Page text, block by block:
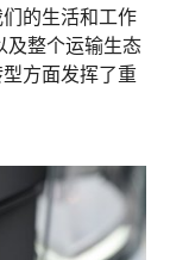
的生活和工作
及整个运输生态
方面发挥了重